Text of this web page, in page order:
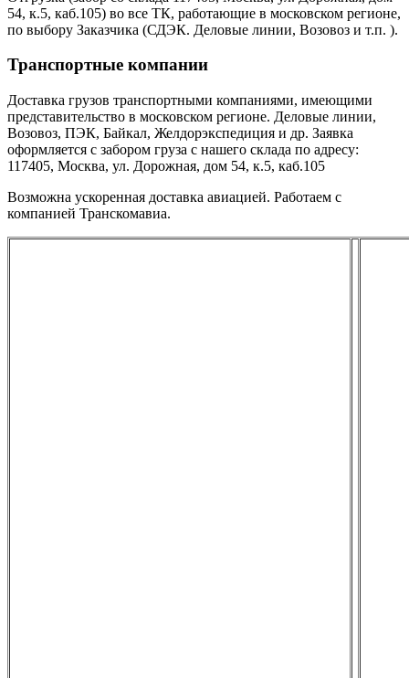
54, к.5, каб.105) во все ТК, работающие в московском регионе,
по выбору Заказчика (СДЭК. Деловые линии, Возовоз и т.п. ).
Транспортные компании
Доставка грузов транспортными компаниями, имеющими
представительство в московском регионе. Деловые линии,
Возовоз, ПЭК, Байкал, Желдорэкспедиция и др. Заявка
оформляется с забором груза с нашего склада по адресу:
117405, Москва, ул. Дорожная, дом 54, к.5, каб.105
Возможна ускоренная доставка авиацией. Работаем с
компанией Транскомавиа.